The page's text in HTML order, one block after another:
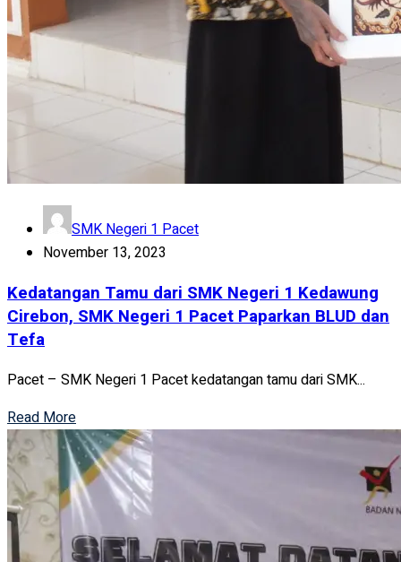
SMK Negeri 1 Pacet
November 13, 2023
Kedatangan Tamu dari SMK Negeri 1 Kedawung
Cirebon, SMK Negeri 1 Pacet Paparkan BLUD dan
Tefa
Pacet – SMK Negeri 1 Pacet kedatangan tamu dari SMK...
Read More